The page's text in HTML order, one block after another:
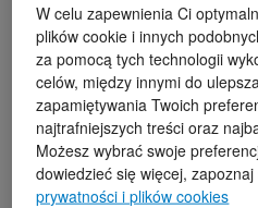
W celu zapewnienia Ci
plików cookie i innych
za pomocą tych technologii
celów, między innymi do
zapamiętywania Twoich
najtrafniejszych treści oraz
Możesz wybrać swoje
dowiedzieć się więcej,
prywatności i plików cookies